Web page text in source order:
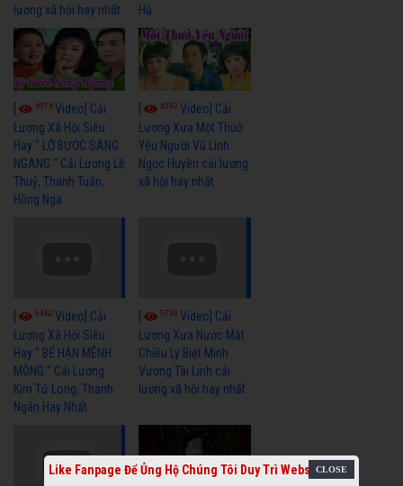
lương xã hội hay nhất
Hủ
6976Video] Cải
Lương Xã Hội Siêu
Hay " LỠ BƯỚC SANG
NGANG " Cải Lương Lệ
Thuỷ, Thanh Tuấn,
Hồng Nga
6392Video] Cải
Lương Xưa Một Thuở
Yêu Người Vũ Linh
Ngọc Huyền cải lương
xã hội hay nhất
5462 Video] Cải
Lương Xã Hội Siêu
Hay " BỂ HẬN MÊNH
MÔNG " Cải Lương
Kim Tử Long, Thanh
Ngân Hay Nhất
5739Video] Cải
Lương Xưa Nước Mắt
Chiều Ly Biệt Minh
Vương Tài Linh cải
lương xã hội hay nhất
Like Fanpage Để Ủng Hộ Chúng Tôi Duy Trì Website